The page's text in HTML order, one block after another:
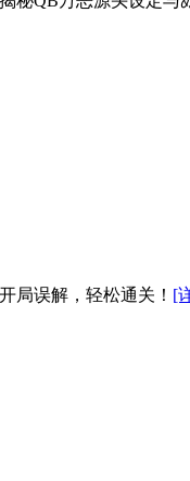
局误解，轻松通关！ [